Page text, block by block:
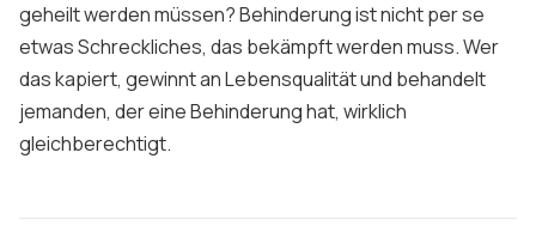
geheilt werden müssen? Behinderung ist nicht per se
etwas Schreckliches, das bekämpft werden muss. Wer
das kapiert, gewinnt an Lebensqualität und behandelt
jemanden, der eine Behinderung hat, wirklich
gleichberechtigt.